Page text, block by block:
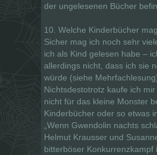
der ungelesenen Bücher
10. Welche Kinderbücher
Sicher mag ich noch sehr
ich als Kind gelesen habe –
allerdings nicht, dass ich sie
würde (siehe
Nichtsdestotrotz kaufe ich
nicht für das kleine Monster
Kinderbücher oder so etwas
„Wenn Gwendolin nachts
Helmut Krausser und
bitterböser Konkurrenzkampf